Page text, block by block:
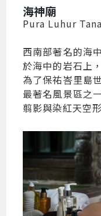
海神廟
Pura Luhur
西南部著名的海
於海中的岩石上
為了保祐峇里島
最著名風景區之
翦影與染紅天空